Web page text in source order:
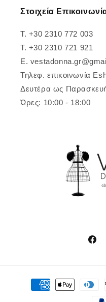
Στοιχεία
T. +30 2310 772 003
T. +30 2310 721 921
E.
Τηλεφ. επικοινωνία
Δευτέρα ως
Ώρες: 10:00 - 18:00
Μέθοδοι
πληρωμής